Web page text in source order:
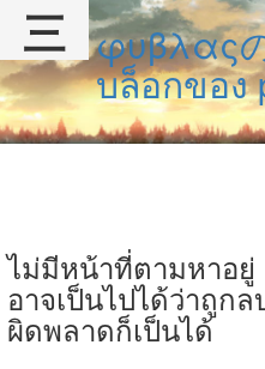
φυβλας
บล็อกของ
ไม่มีหน้าที่ตามหาอยู่
อาจเป็นไปได้ว่าถูก
ผิดพลาดก็เป็นได้
三